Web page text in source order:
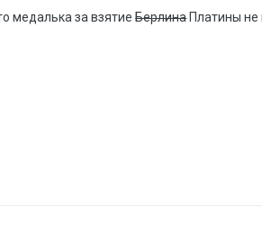
медалька за взятиеБерлинаПлатины не